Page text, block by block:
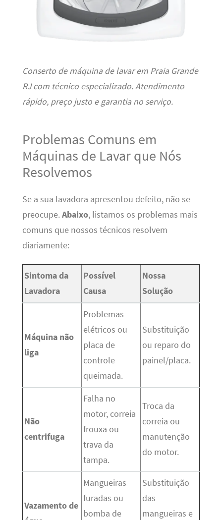
Conserto de máquina de lavar em Praia Grande
RJ com técnico especializado. Atendimento
rápido, preço justo e garantia no serviço.
Problemas Comuns em
Máquinas de Lavar que Nós
Resolvemos
Se a sua lavadora apresentou defeito, não se
preocupe. Abaixo, listamos os problemas mais
comuns que nossos técnicos resolvem
diariamente:
Sintoma da
Lavadora
Possível
Causa
Nossa
Solução
Máquina não
liga
Problemas
elétricos ou
placa de
controle
queimada.
Substituição
ou reparo do
painel/placa.
Não
centrifuga
Falha no
motor, correia
frouxa ou
trava da
tampa.
Troca da
correia ou
manutenção
do motor.
Vazamento de
Mangueiras
furadas ou
bomba de
Substituição
das
mangueiras e